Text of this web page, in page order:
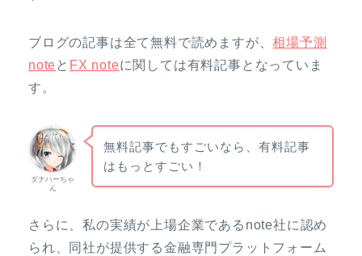
ブログの記事は全て無料で読めますが、相場予測
note と FX noteに関しては有料記事となっていま
す。
ダナハーちゃ
ん
無料記事でもすごいなら、有料記事
はもっとすごい！
さらに、私の実績が上場企業であるnote社に認め
られ、同社が提供する金融専門プラットフォーム